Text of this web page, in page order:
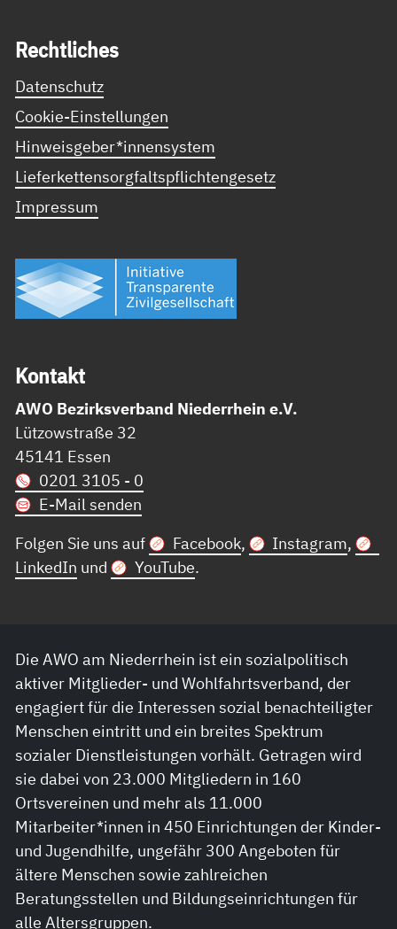
Recht­li­ches
Datenschutz
Cookie-Einstellungen
Hinweisgeber*innensystem
Lieferkettensorgfaltspflichtengesetz
Impressum
Kon­takt
AWO Bezirksverband Niederrhein e.V.
Lützowstraße 32
45141 Essen
0201 3105 - 0
E-Mail senden
Folgen Sie uns auf
Facebook, Instagram,
LinkedIn und YouTube.
Die AWO am Niederrhein ist ein sozialpolitisch
aktiver Mitglieder- und Wohlfahrtsverband, der
engagiert für die Interessen sozial benachteiligter
Menschen eintritt und ein breites Spektrum
sozialer Dienstleistungen vorhält. Getragen wird
sie dabei von 23.000 Mitgliedern in 160
Ortsvereinen und mehr als 11.000
Mitarbeiter*innen in 450 Einrichtungen der Kinder-
und Jugendhilfe, ungefähr 300 Angeboten für
ältere Menschen sowie zahlreichen
Beratungsstellen und Bildungseinrichtungen für
alle Altersgruppen.